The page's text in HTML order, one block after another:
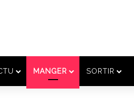
MANGER SORTIR